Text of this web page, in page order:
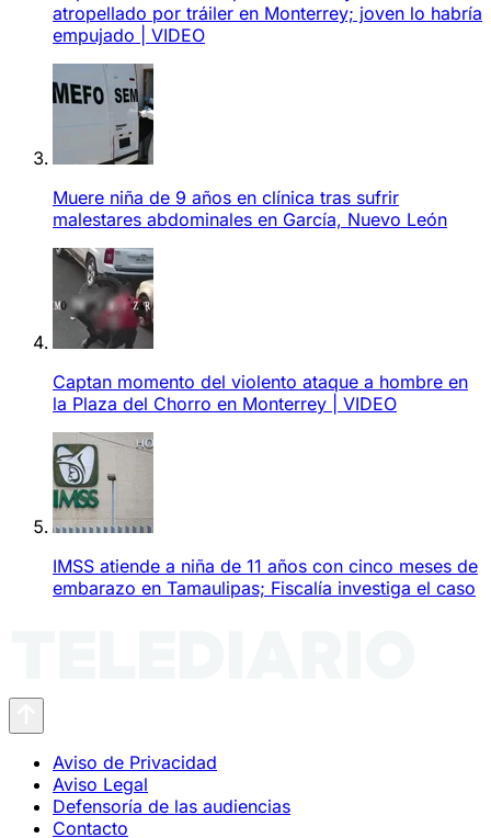
atropellado por tráiler en Monterrey; joven lo habría
empujado | VIDEO
Muere niña de 9 años en clínica tras sufrir
malestares abdominales en García, Nuevo León
Captan momento del violento ataque a hombre en
la Plaza del Chorro en Monterrey | VIDEO
IMSS atiende a niña de 11 años con cinco meses de
embarazo en Tamaulipas; Fiscalía investiga el caso
Aviso de Privacidad
Aviso Legal
Defensoría de las audiencias
Contacto